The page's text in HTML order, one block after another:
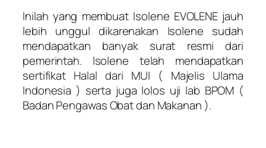
Inilah yang membuat Isolene EVOLENE jauh
lebih unggul dikarenakan Isolene sudah
mendapatkan banyak surat resmi dari
pemerintah. Isolene telah mendapatkan
sertifikat Halal dari MUI ( Majelis Ulama
Indonesia ) serta juga lolos uji lab BPOM (
Badan Pengawas Obat dan Makanan ).